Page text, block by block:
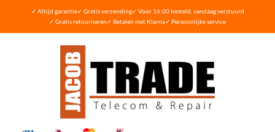
✓ Altijd garantie✓ Gratis verzending✓ Voor 16:00 besteld, vandaag verstuurd
✓ Gratis retourneren✓ Betalen met Klarna✓ Persoonlijke service